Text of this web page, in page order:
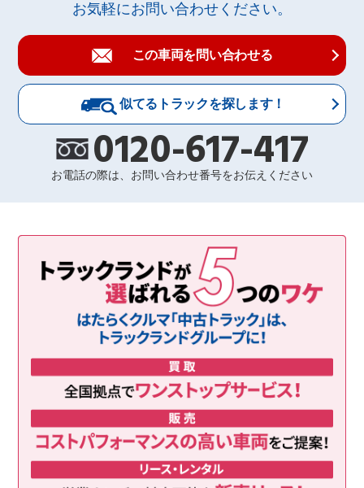
お気軽にお問い合わせください。
この車両を問い合わせる
似てるトラックを探します！
0120-617-417
お電話の際は、お問い合わせ番号をお伝えください